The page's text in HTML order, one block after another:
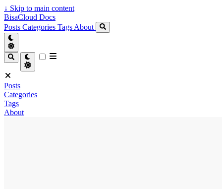
↓ Skip to main content
BisaCloud Docs
Posts Categories Tags About
Posts
Categories
Tags
About